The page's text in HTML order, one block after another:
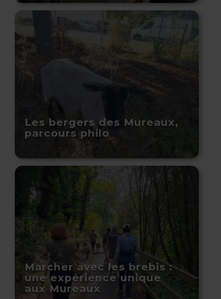
Les bergers des Mureaux,
parcours philo
Marcher avec les brebis :
une expérience unique
aux Mureaux